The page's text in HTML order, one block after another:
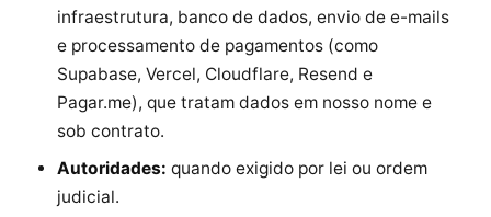
infraestrutura, banco de dados, envio de e-mails
e processamento de pagamentos (como
Supabase, Vercel, Cloudflare, Resend e
Pagar.me), que tratam dados em nosso nome e
sob contrato.
Autoridades: quando exigido por lei ou ordem
judicial.